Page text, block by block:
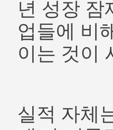
년 성장 잠
업들에 비
이는 것이
실적 자체